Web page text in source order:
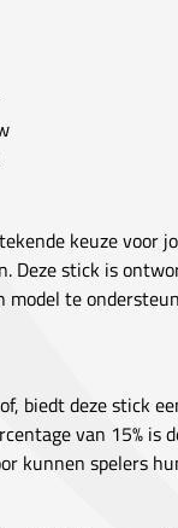
keuze voor
Deze stick is
model te
biedt deze stick
van 15%
kunnen spelers